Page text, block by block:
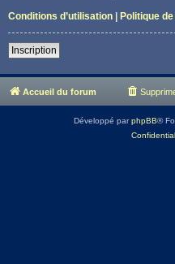
Conditions d’utilisation | Politique
Inscription
Accueil du forum
Développé parphpBB®